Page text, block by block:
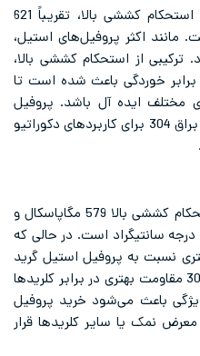
پروفیل استیل گرید 304 به دلیل استحکام کششی بالا، تقریباً 621
مانند اکثر پروفیل‌های استیل،
دارد. ترکیبی از استحکام کششی بالا،
خوردگی باعث شده است تا
مختلف ایده آل باشد. پروفیل
استیل طلایی 304 و پروفیل استیل براق 304 برای کاربردهای دکوراتیو
پروفیل استیل گرید 316، دارای استحکام کششی بالا 579 مگاپاسکال و
حداکثر دمای استفاده در حدود 800 درجه سانتیگراد است. در حالی که
نسبت به پروفیل استیل گرید
304 دارد، گرید 316 نسبت به آلیاژ 304 مقاومت بهتری در برابر کلریدها
باعث می‌شود خرید پروفیل
که در معرض نمک یا سایر کلریدها قرار